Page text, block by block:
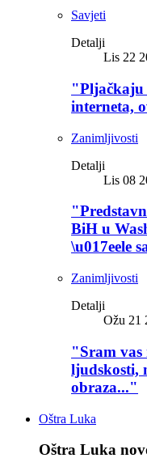
Savjeti
Detalji
Lis 22
"Pljačkaju
interneta,
Zanimljivosti
Detalji
Lis 08
BiH u
\u017eele
Zanimljivosti
Detalji
Ožu 21
"Sram vas
ljudskosti,
obraza..."
Oštra Luka
Oštra Luka